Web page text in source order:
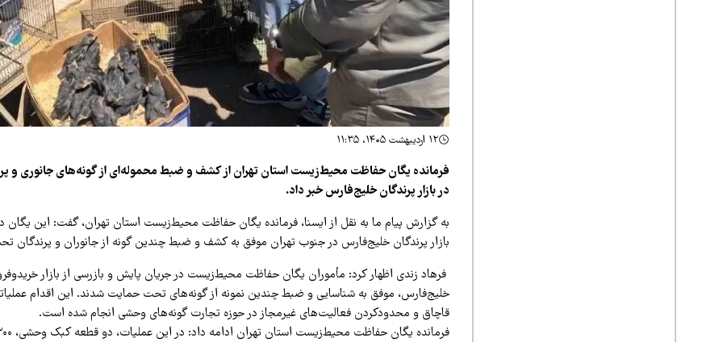
۱۲ اردیبهشت ۱۴۰۵، ۱۱:۳۵
فرمانده یگان حفاظت محیط‌زیست استان تهران از کشف و ضبط محموله‌ای از گونه‌های جانوری و
در بازار پرندگان خلیج‌فارس خبر داد.
به گزارش پیام ما به نقل از ایسنا، فرمانده یگان حفاظت محیط‌زیست استان تهران، گفت: این یگان
بازار پرندگان خلیج‌فارس در جنوب تهران موفق به کشف و ضبط چندین گونه از جانوران و
فرهاد زندی اظهار کرد: مأموران یگان حفاظت محیط‌زیست در جریان پایش و بازرسی از بازار
خلیج‌فارس، موفق به شناسایی و ضبط چندین نمونه از گونه‌های تحت حمایت شدند. این اقدام
قاچاق و محدودکردن فعالیت‌های غیرمجاز در حوزه تجارت گونه‌های وحشی انجام شده است.